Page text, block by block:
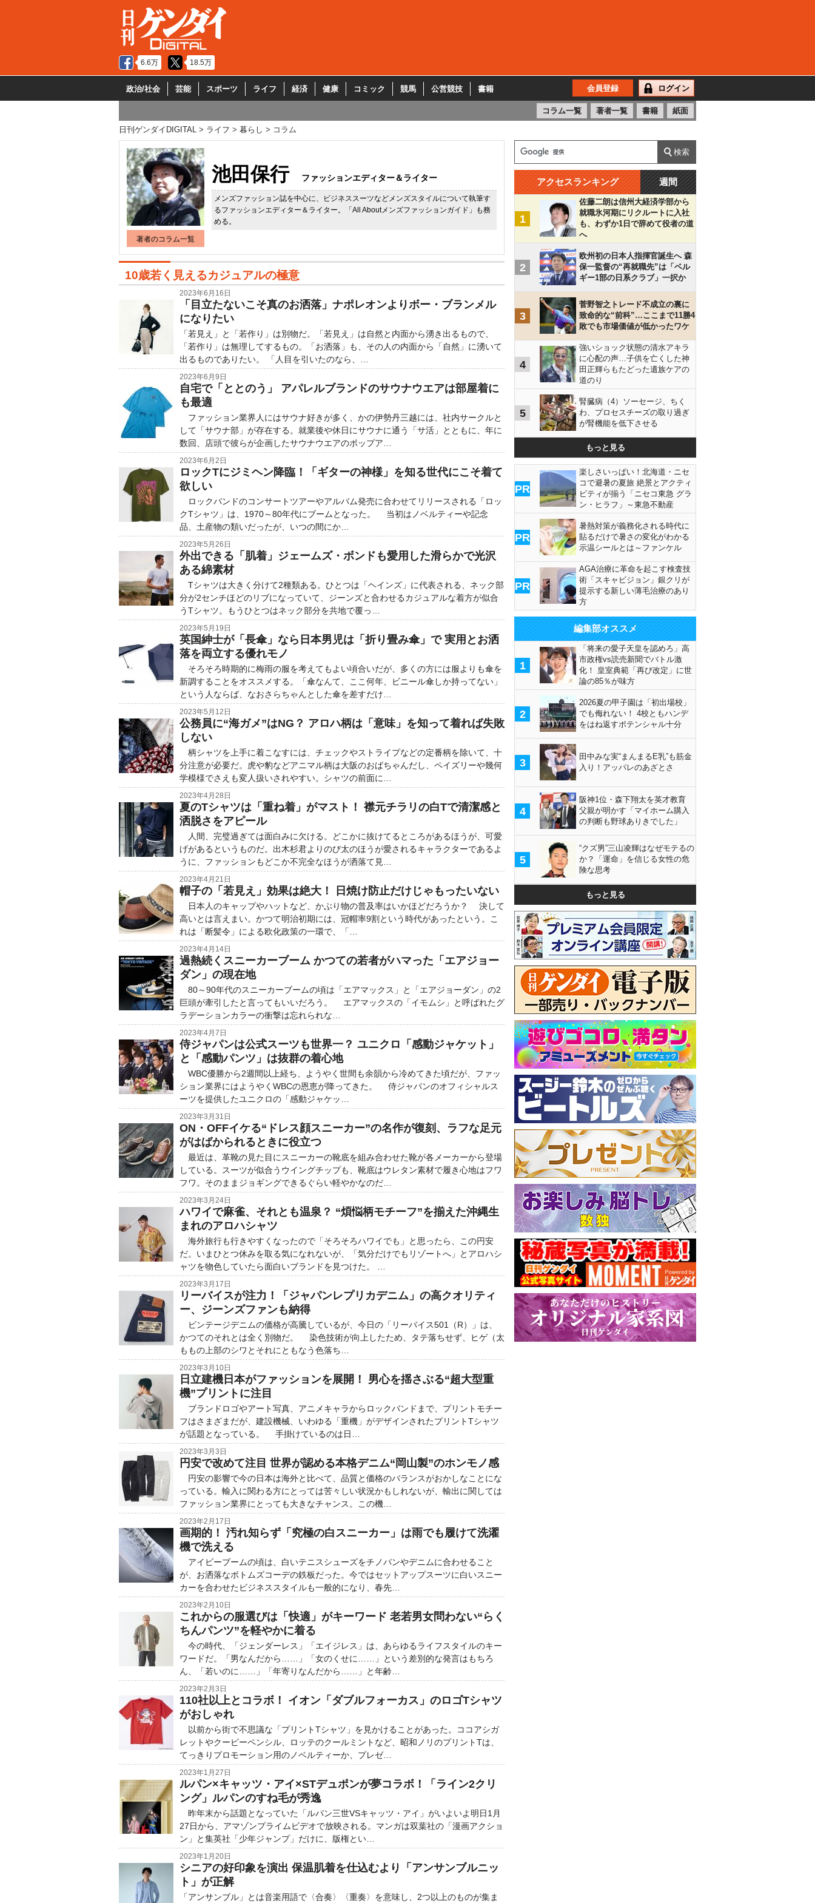
6.6万 18.5万
政治/社会 芸能 スポーツ ライフ 経済 健康 コミック 競馬 公営競技 書籍 会員登録 ログイン
コラム一覧 著者一覧 書籍 紙面
日刊ゲンダイDIGITAL ライフ 暮らし コラム
著者のコラム一覧
池田保行 ファッションエディター＆ライター
メンズファッション誌を中心に、ビジネススーツなどメンズスタイルについて執筆す
るファッションエディター＆ライター。「All Aboutメンズファッションガイド」も務
める。
10歳若く見えるカジュアルの極意
2023年6月16日
「目立たないこそ真のお洒落」ナポレオンよりボー・ブランメル
になりたい
「若見え」と「若作り」は別物だ。「若見え」は自然と内面から湧き出るもので、
「若作り」は無理してするもの。「お洒落」も、その人の内面から「自然」に湧いて
出るものでありたい。 「人目を引いたのなら、…
2023年6月9日
自宅で「ととのう」 アパレルブランドのサウナウエアは部屋着に
も最適
ファッション業界人にはサウナ好きが多く、かの伊勢丹三越には、社内サークルと
して「サウナ部」が存在する。就業後や休日にサウナに通う「サ活」とともに、年に
数回、店頭で彼らが企画したサウナウエアのポップア…
2023年6月2日
ロックTにジミヘン降臨！「ギターの神様」を知る世代にこそ着て
欲しい
ロックバンドのコンサートツアーやアルバム発売に合わせてリリースされる「ロッ
クTシャツ」は、1970～80年代にブームとなった。 当初はノベルティーや記念
品、土産物の類いだったが、いつの間にか…
2023年5月26日
外出できる「肌着」ジェームズ・ボンドも愛用した滑らかで光沢
ある綿素材
Tシャツは大きく分けて2種類ある。ひとつは「ヘインズ」に代表される、ネック部
分が2センチほどのリブになっていて、ジーンズと合わせるカジュアルな着方が似合
うTシャツ。もうひとつはネック部分を共地で覆っ…
2023年5月19日
英国紳士が「長傘」なら日本男児は「折り畳み傘」で 実用とお洒
落を両立する優れモノ
そろそろ時期的に梅雨の服を考えてもよい頃合いだが、多くの方には服よりも傘を
新調することをオススメする。「傘なんて、ここ何年、ビニール傘しか持ってない」
という人ならば、なおさらちゃんとした傘を差すだけ…
2023年5月12日
公務員に“海ガメ”はNG？ アロハ柄は「意味」を知って着れば失敗
しない
柄シャツを上手に着こなすには、チェックやストライプなどの定番柄を除いて、十
分注意が必要だ。虎や豹などアニマル柄は大阪のおばちゃんだし、ペイズリーや幾何
学模様でさえも変人扱いされやすい。シャツの前面に…
2023年4月28日
夏のTシャツは「重ね着」がマスト！ 襟元チラリの白Tで清潔感と
洒脱さをアピール
人間、完璧過ぎては面白みに欠ける。どこかに抜けてるところがあるほうが、可愛
げがあるというものだ。出木杉君よりのび太のほうが愛されるキャラクターであるよ
うに、ファッションもどこか不完全なほうが洒落て見…
2023年4月21日
帽子の「若見え」効果は絶大！ 日焼け防止だけじゃもったいない
日本人のキャップやハットなど、かぶり物の普及率はいかほどだろうか？ 決して
高いとは言えまい。かつて明治初期には、冠帽率9割という時代があったという。こ
れは「断髪令」による欧化政策の一環で、「…
2023年4月14日
過熱続くスニーカーブーム かつての若者がハマった「エアジョー
ダン」の現在地
80～90年代のスニーカーブームの頃は「エアマックス」と「エアジョーダン」の2
巨頭が牽引したと言ってもいいだろう。 エアマックスの「イモムシ」と呼ばれたグ
ラデーションカラーの衝撃は忘れられな…
2023年4月7日
侍ジャパンは公式スーツも世界一？ ユニクロ「感動ジャケット」
と「感動パンツ」は抜群の着心地
WBC優勝から2週間以上経ち、ようやく世間も余韻から冷めてきた頃だが、ファッ
ション業界にはようやくWBCの恩恵が降ってきた。 侍ジャパンのオフィシャルス
ーツを提供したユニクロの「感動ジャケッ…
2023年3月31日
ON・OFFイケる“ドレス顔スニーカー”の名作が復刻、ラフな足元
がはばかられるときに役立つ
最近は、革靴の見た目にスニーカーの靴底を組み合わせた靴が各メーカーから登場
している。スーツが似合うウイングチップも、靴底はウレタン素材で履き心地はフワ
フワ。そのままジョギングできるぐらい軽やかなのだ…
2023年3月24日
ハワイで麻雀、それとも温泉？ “煩悩柄モチーフ”を揃えた沖縄生
まれのアロハシャツ
海外旅行も行きやすくなったので「そろそろハワイでも」と思ったら、この円安
だ。いまひとつ休みを取る気になれないが、「気分だけでもリゾートへ」とアロハシ
ャツを物色していたら面白いブランドを見つけた。 …
2023年3月17日
リーバイスが注力！「ジャパンレプリカデニム」の高クオリティ
ー、ジーンズファンも納得
ビンテージデニムの価格が高騰しているが、今日の「リーバイス501（R）」は、
かつてのそれとは全く別物だ。 染色技術が向上したため、タテ落ちせず、ヒゲ（太
ももの上部のシワとそれにともなう色落ち…
2023年3月10日
日立建機日本がファッションを展開！ 男心を揺さぶる“超大型重
機”プリントに注目
ブランドロゴやアート写真、アニメキャラからロックバンドまで、プリントモチー
フはさまざまだが、建設機械、いわゆる「重機」がデザインされたプリントTシャツ
が話題となっている。 手掛けているのは日…
2023年3月3日
円安で改めて注目 世界が認める本格デニム“岡山製”のホンモノ感
円安の影響で今の日本は海外と比べて、品質と価格のバランスがおかしなことにな
っている。輸入に関わる方にとっては苦々しい状況かもしれないが、輸出に関しては
ファッション業界にとっても大きなチャンス。この機…
2023年2月17日
画期的！ 汚れ知らず「究極の白スニーカー」は雨でも履けて洗濯
機で洗える
アイビーブームの頃は、白いテニスシューズをチノパンやデニムに合わせること
が、お洒落なボトムズコーデの鉄板だった。今ではセットアップスーツに白いスニー
カーを合わせたビジネススタイルも一般的になり、春先…
2023年2月10日
これからの服選びは「快適」がキーワード 老若男女問わない“らく
ちんパンツ”を軽やかに着る
今の時代、「ジェンダーレス」「エイジレス」は、あらゆるライフスタイルのキー
ワードだ。「男なんだから……」「女のくせに……」という差別的な発言はもちろ
ん、「若いのに……」「年寄りなんだから……」と年齢…
2023年2月3日
110社以上とコラボ！ イオン「ダブルフォーカス」のロゴTシャツ
がおしゃれ
以前から街で不思議な「プリントTシャツ」を見かけることがあった。ココアシガ
レットやクーピーペンシル、ロッテのクールミントなど、昭和ノリのプリントTは、
てっきりプロモーション用のノベルティーか、プレゼ…
2023年1月27日
ルパン×キャッツ・アイ×STデュポンが夢コラボ！「ライン2クリ
ング」ルパンのすね毛が秀逸
昨年末から話題となっていた「ルパン三世VSキャッツ・アイ」がいよいよ明日1月
27日から、アマゾンプライムビデオで放映される。マンガは双葉社の「漫画アクショ
ン」と集英社「少年ジャンプ」だけに、版権とい…
2023年1月20日
シニアの好印象を演出 保温肌着を仕込むより「アンサンブルニッ
ト」が正解
「アンサンブル」とは音楽用語で〈合奏〉〈重奏〉を意味し、2つ以上のものが集ま
アクセスランキング 週間
1
佐藤二朗は信州大経済学部から
就職氷河期にリクルートに入社
も、わずか1日で辞めて役者の道
へ
2
欧州初の日本人指揮官誕生へ 森
保一監督の“再就職先”は「ベル
ギー1部の日系クラブ」一択か
3
菅野智之トレード不成立の裏に
致命的な“前科”…ここまで11勝4
敗でも市場価値が低かったワケ
4
強いショック状態の清水アキラ
に心配の声…子供を亡くした神
田正輝らもたどった遺族ケアの
道のり
5
腎臓病（4）ソーセージ、ちく
わ、プロセスチーズの取り過ぎ
が腎機能を低下させる
もっと見る
PR
楽しさいっぱい！北海道・ニセ
コで避暑の夏旅 絶景とアクティ
ビティが揃う「ニセコ東急 グラ
ン・ヒラフ」～東急不動産
PR
暑熱対策が義務化される時代に
貼るだけで暑さの変化がわかる
示温シールとは～ファンケル
PR
AGA治療に革命を起こす検査技
術「スキャビジョン」銀クリが
提示する新しい薄毛治療のあり
方
編集部オススメ
1
「将来の愛子天皇を認めろ」高
市政権vs読売新聞でバトル激
化！ 皇室典範「再び改定」に世
論の85％が味方
2
2026夏の甲子園は「初出場校」
でも侮れない！ 4校ともハンデ
をはね返すポテンシャル十分
3
田中みな実“まんまるE乳”も筋金
入り！アッパレのあざとさ
4
阪神1位・森下翔太を英才教育
父親が明かす「マイホーム購入
の判断も野球ありきでした」
5
“クズ男”三山凌輝はなぜモテるの
か？「運命」を信じる女性の危
険な思考
もっと見る